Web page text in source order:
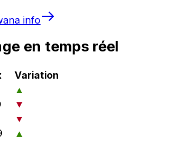
info
en temps réel
Variation
▲
▼
▼
▲